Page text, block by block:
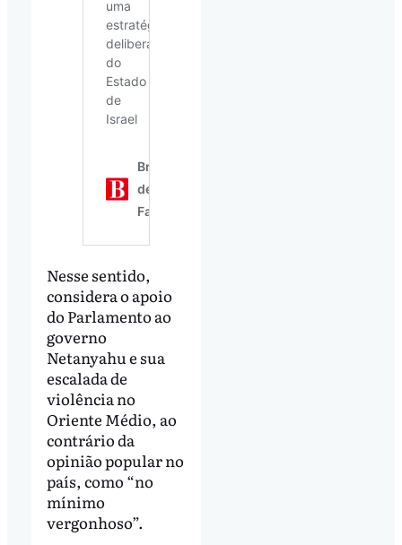
Nesse sentido,
considera o apoio
do Parlamento ao
governo
Netanyahu e sua
escalada de
violência no
Oriente Médio, ao
contrário da
opinião popular no
país, como “no
mínimo
vergonhoso”.